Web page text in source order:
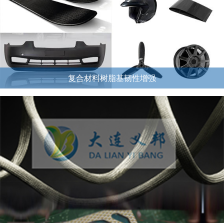
复合材料树脂基韧性增强